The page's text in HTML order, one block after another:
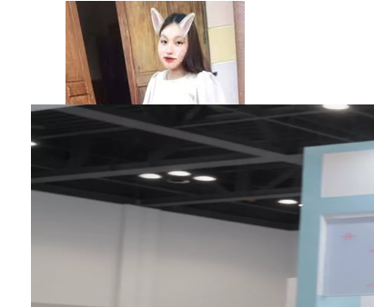
Nguyễn Vân
Xứng đáng là sản phẩm bán chạy nhất của hãng!